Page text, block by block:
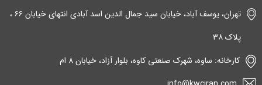
تهران، یوسف آباد، خیابان سید جمال الدین اسد آبادی انتهای خیابان ۶۶ ،
پلاک ۳۸
کارخانه: ساوه، شهرک صنعتی کاوه، بلوار آزاد، خیابان 8 ام